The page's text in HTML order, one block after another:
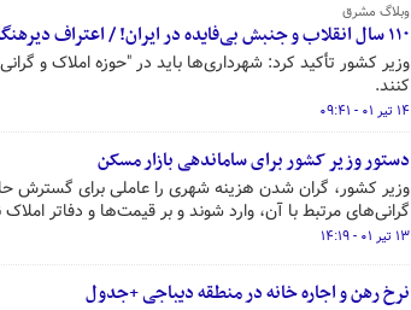
وبلاگ مشرق
۱۱۰ سال انقلاب و جنبش بی‌فایده در ایران! / اعتراف دیرهنگام قائم‌مقام ظریف
وزیر کشور تأکید کرد: شهرداری‌ها باید در "حوزه املاک و
کنند.
۱۴ تیر ۰۱ - ۰۹:۴۱
دستور وزیر کشور برای ساماندهی بازار مسکن
وزیر کشور، گران شدن هزینه شهری را عاملی برای گسترش
گرانی‌های مرتبط با آن، وارد شوند و بر قیمت‌ها و دفاتر
۱۳ تیر ۰۱ - ۱۴:۱۹
نرخ رهن و اجاره خانه در منطقه دیباجی +جدول